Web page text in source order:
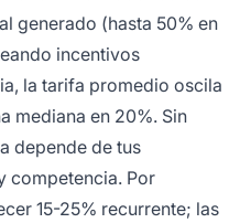
generado (hasta 50% en
incentivos
la tarifa promedio oscila
mediana en 20%. Sin
depende de tus
competencia. Por
15-25% recurrente; las